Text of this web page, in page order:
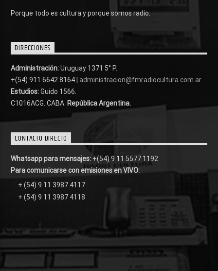
Porque todo es cultura y porque somos radio.
DIRECCIONES
Administración:Uruguay 1371 5° P.
+(54) 911 6642 8164 | administracion@fmradiocultura.com.ar
Estudios:Guido 1566.
C1016ACG. CABA. República Argentina.
CONTACTO DIRECTO
Whatsapp para mensajes: +(54) 9 11 5577 1192
Para comunicarse con emisiones en VIVO:
+ (54) 9 11 3987 4117
+ (54) 9 11 3987 4118